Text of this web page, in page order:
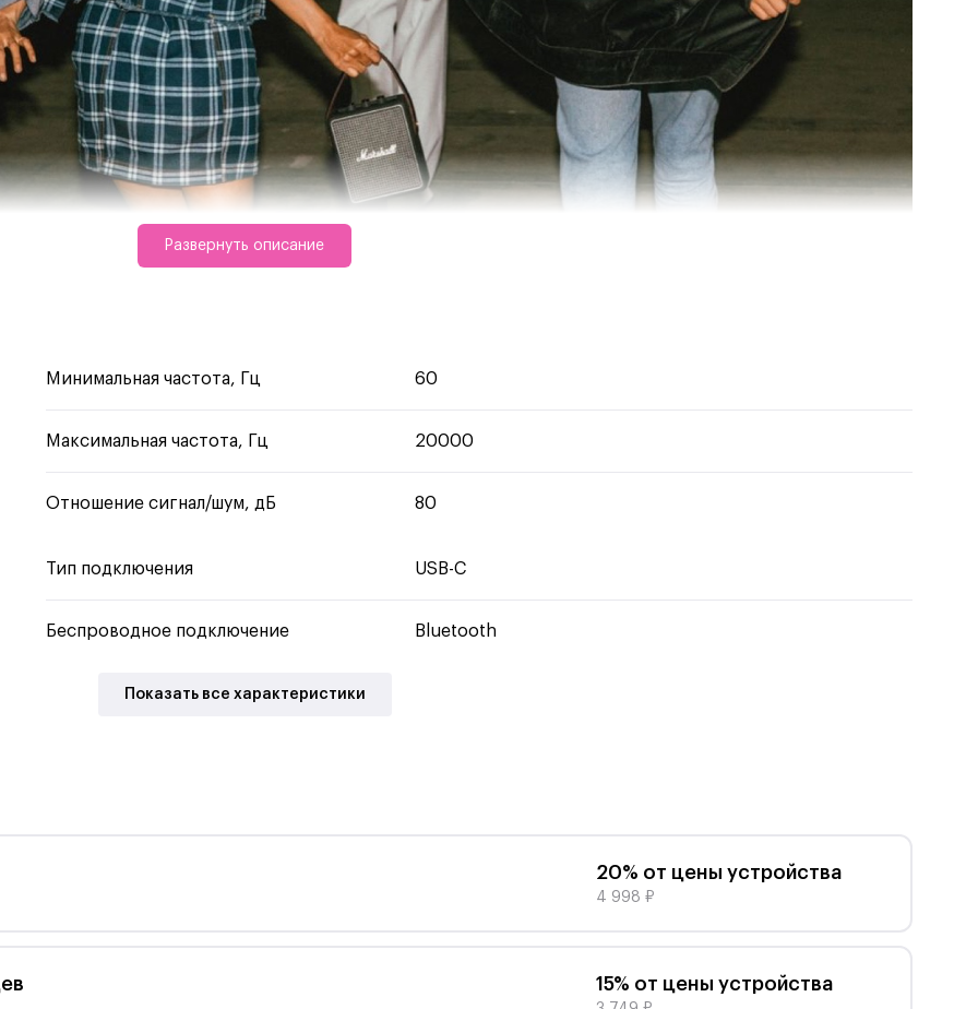
Развернуть описание
музыки.
Stockwell II имеет корпус с силиконовым
покрытием, стальную решётку и защиту
Минимальная частота, Гц 60
Максимальная частота, Гц 20000
Отношение сигнал/шум, дБ 80
Тип подключения USB-C
Беспроводное подключение Bluetooth
Показать все характеристики
20% от цены устройства
4 998 ₽
15% от цены устройства